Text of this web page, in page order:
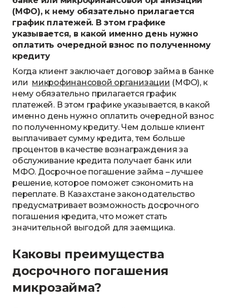
(МФО), к нему обязательно прилагается
график платежей. В этом графике
указывается, в какой именно день нужно
оплатить очередной взнос по полученному
кредиту
Когда клиент заключает договор займа в банке
или микрофинансовой организации (МФО), к
нему обязательно прилагается график
платежей. В этом графике указывается, в какой
именно день нужно оплатить очередной взнос
по полученному кредиту. Чем дольше клиент
выплачивает сумму кредита, тем больше
процентов в качестве вознаграждения за
обслуживание кредита получает банк или
МФО. Досрочное погашение займа – лучшее
решение, которое поможет сэкономить на
переплате. В Казахстане законодательство
предусматривает возможность досрочного
погашения кредита, что может стать
значительной выгодой для заемщика.
Каковы преимущества
досрочного погашения
микрозайма?